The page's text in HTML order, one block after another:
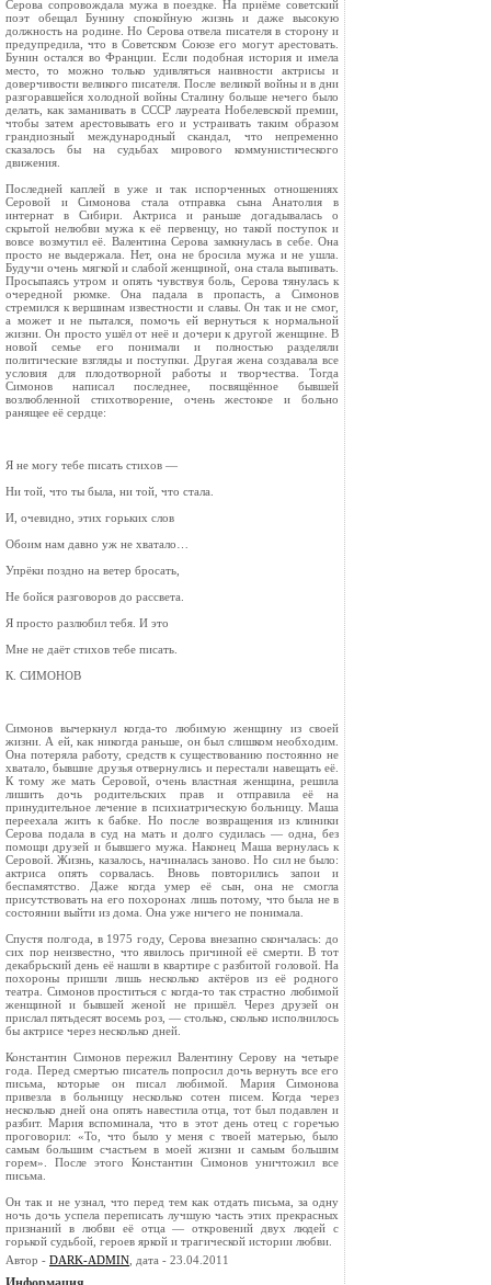
Серова сопровождала мужа в поездке. На приёме советский
поэт обещал Бунину спокойную жизнь и даже высокую
должность на родине. Но Серова отвела писателя в сторону и
предупредила, что в Советском Союзе его могут арестовать.
Бунин остался во Франции. Если подобная история и имела
место, то можно только удивляться наивности актрисы и
доверчивости великого писателя. После великой войны и в дни
разгоравшейся холодной войны Сталину больше нечего было
делать, как заманивать в СССР лауреата Нобелевской премии,
чтобы затем арестовывать его и устраивать таким образом
грандиозный международный скандал, что непременно
сказалось бы на судьбах мирового коммунистического
движения.
Последней каплей в уже и так испорченных отношениях
Серовой и Симонова стала отправка сына Анатолия в
интернат в Сибири. Актриса и раньше догадывалась о
скрытой нелюбви мужа к её первенцу, но такой поступок и
вовсе возмутил её. Валентина Серова замкнулась в себе. Она
просто не выдержала. Нет, она не бросила мужа и не ушла.
Будучи очень мягкой и слабой женщиной, она стала выпивать.
Просыпаясь утром и опять чувствуя боль, Серова тянулась к
очередной рюмке. Она падала в пропасть, а Симонов
стремился к вершинам известности и славы. Он так и не смог,
а может и не пытался, помочь ей вернуться к нормальной
жизни. Он просто ушёл от неё и дочери к другой женщине. В
новой семье его понимали и полностью разделяли
политические взгляды и поступки. Другая жена создавала все
условия для плодотворной работы и творчества. Тогда
Симонов написал последнее, посвящённое бывшей
возлюбленной стихотворение, очень жестокое и больно
ранящее её сердце:
Я не могу тебе писать стихов —
Ни той, что ты была, ни той, что стала.
И, очевидно, этих горьких слов
Обоим нам давно уж не хватало…
Упрёки поздно на ветер бросать,
Не бойся разговоров до рассвета.
Я просто разлюбил тебя. И это
Мне не даёт стихов тебе писать.
К. СИМОНОВ
Симонов вычеркнул когда-то любимую женщину из своей
жизни. А ей, как никогда раньше, он был слишком необходим.
Она потеряла работу, средств к существованию постоянно не
хватало, бывшие друзья отвернулись и перестали навещать её.
К тому же мать Серовой, очень властная женщина, решила
лишить дочь родительских прав и отправила её на
принудительное лечение в психиатрическую больницу. Маша
переехала жить к бабке. Но после возвращения из клиники
Серова подала в суд на мать и долго судилась — одна, без
помощи друзей и бывшего мужа. Наконец Маша вернулась к
Серовой. Жизнь, казалось, начиналась заново. Но сил не было:
актриса опять сорвалась. Вновь повторились запои и
беспамятство. Даже когда умер её сын, она не смогла
присутствовать на его похоронах лишь потому, что была не в
состоянии выйти из дома. Она уже ничего не понимала.
Спустя полгода, в 1975 году, Серова внезапно скончалась: до
сих пор неизвестно, что явилось причиной её смерти. В тот
декабрьский день её нашли в квартире с разбитой головой. На
похороны пришли лишь несколько актёров из её родного
театра. Симонов проститься с когда-то так страстно любимой
женщиной и бывшей женой не пришёл. Через друзей он
прислал пятьдесят восемь роз, — столько, сколько исполнилось
бы актрисе через несколько дней.
Константин Симонов пережил Валентину Серову на четыре
года. Перед смертью писатель попросил дочь вернуть все его
письма, которые он писал любимой. Мария Симонова
привезла в больницу несколько сотен писем. Когда через
несколько дней она опять навестила отца, тот был подавлен и
разбит. Мария вспоминала, что в этот день отец с горечью
проговорил: «То, что было у меня с твоей матерью, было
самым большим счастьем в моей жизни и самым большим
горем». После этого Константин Симонов уничтожил все
письма.
Он так и не узнал, что перед тем как отдать письма, за одну
ночь дочь успела переписать лучшую часть этих прекрасных
признаний в любви её отца — откровений двух людей с
горькой судьбой, героев яркой и трагической истории любви.
Автор - DARK-ADMIN , дата - 23.04.2011